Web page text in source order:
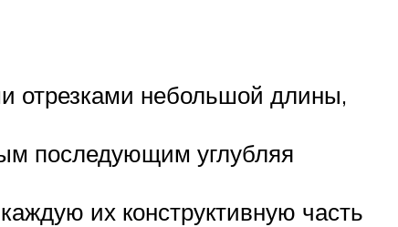
отрезками небольшой длины,
последующим углубляя
их конструктивную часть